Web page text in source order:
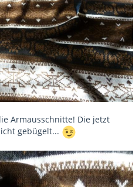
Armausschnitte! Die jetzt
gebügelt...